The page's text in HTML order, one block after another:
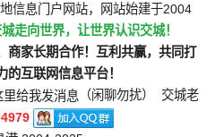
信息门户网站，网站始建于2004
走向世界，让世界认识交城！
商家长期合作！互利共赢，共同打
的互联网信息平台！
（闲聊勿扰） 交城老